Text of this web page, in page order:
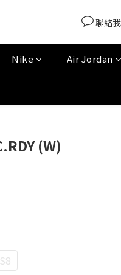
聯絡
Nike Air Jordan
(W)